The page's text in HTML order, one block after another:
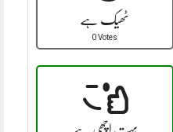
ٹھیک ہے
0 Votes
بہت اچھی ہے